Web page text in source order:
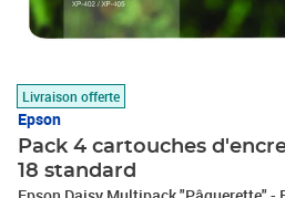
Livraison offerte
Epson
Pack 4 cartouches
18 standard